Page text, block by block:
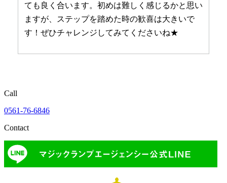
ても良く合います。初めは難しく感じるかと思い
ますが、ステップを踏めた時の歓喜は大きいで
す！ぜひチャレンジしてみてくださいね★
Call
0561-76-6846
Contact